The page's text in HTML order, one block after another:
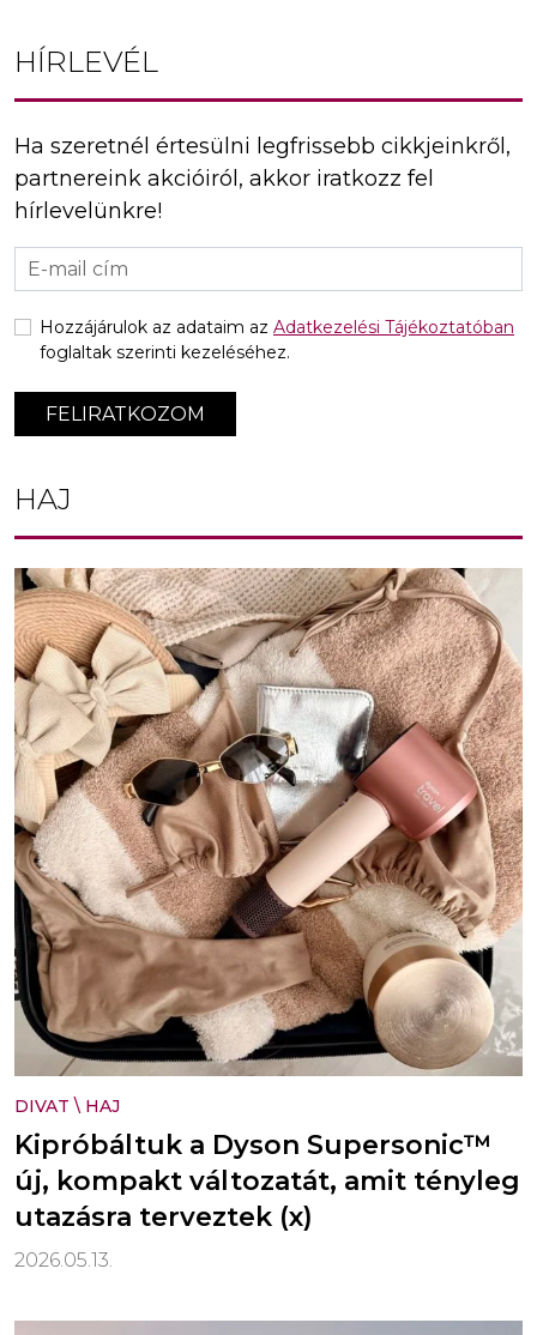
HÍRLEVÉL
Ha szeretnél értesülni legfrissebb cikkjeinkről,
partnereink akcióiról, akkor iratkozz fel
hírlevelünkre!
FELIRATKOZOM
Hozzájárulok az adataim az Adatkezelési Tájékoztatóban
foglaltak szerinti kezeléséhez.
HAJ
DIVAT \ HAJ
Kipróbáltuk a Dyson Supersonic™
új, kompakt változatát, amit tényleg
utazásra terveztek (x)
2026.05.13.